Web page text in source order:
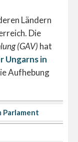
Ländern
Die
(GAV) hat
Ungarns in
Aufhebung
Parlament